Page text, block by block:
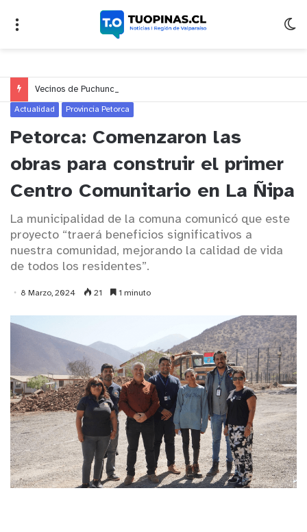
Actualidad Provincia Petorca
Petorca: Comenzaron las
obras para construir el primer
Centro Comunitario en La Ñipa
La municipalidad de la comuna comunicó que este
proyecto “traerá beneficios significativos a
nuestra comunidad, mejorando la calidad de vida
de todos los residentes”.
8 Marzo, 2024 21 1 minuto